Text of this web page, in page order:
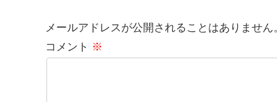
メールアドレスが公開されることはありません
コメント ※